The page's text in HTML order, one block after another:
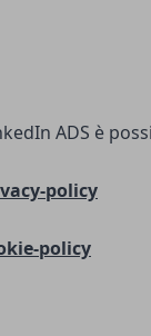
ADS è
policy
policy